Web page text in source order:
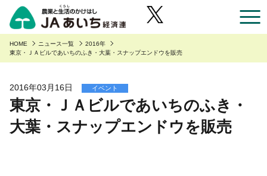
お近くのJAのお店一覧
あいち産のご紹介
あいちの園芸
安全・安心へのこだわり
安全・安心へのこだわり
あいちの農業
HOME ニュース一覧
2016年
東京・ＪＡビルであいちのふき・大葉・スナップエンドウを販売
2016年03月16日 イベント
東京・ＪＡビルであいちのふき・
大葉・スナップエンドウを販売